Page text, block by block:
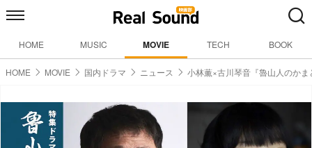
HOME MUSIC MOVIE TECH BOOK
HOME MOVIE 国内ドラマ ニュース 小林薫×古川琴音『魯山人のか